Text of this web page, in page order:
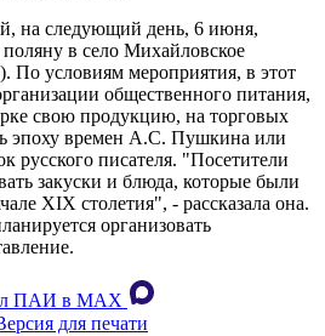
на следующий день, 6 июня,
поляну в село Михайловское
По условиям мероприятия, в этот
общественного питания,
свою продукцию, на торговых
эпоху времен А.С. Пушкина или
русского писателя. "Посетители
закуски и блюда, которые были
XIX столетия", - рассказала она.
организовать
ПАИ в MAХ
для печати